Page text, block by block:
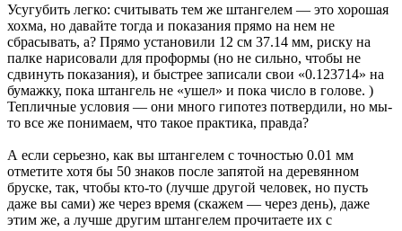
Усугубить легко: считывать тем же штангелем — это хорошая
хохма, но давайте тогда и показания прямо на нем не
сбрасывать, а? Прямо установили 12 см 37.14 мм, риску на
палке нарисовали для проформы (но не сильно, чтобы не
сдвинуть показания), и быстрее записали свои «0.123714» на
бумажку, пока штангель не «ушел» и пока число в голове. )
Тепличные условия — они много гипотез потвердили, но мы-
то все же понимаем, что такое практика, правда?
А если серьезно, как вы штангелем с точностью 0.01 мм
отметите хотя бы 50 знаков после запятой на деревянном
бруске, так, чтобы кто-то (лучше другой человек, но пусть
даже вы сами) же через время (скажем — через день), даже
этим же, а лучше другим штангелем прочитаете их с